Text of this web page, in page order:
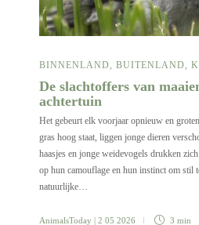
BINNENLAND BUITENLAND
De slachtoffers van
achtertuin
Het gebeurt elk voorjaar opnieuw en
gras hoog staat, liggen jonge dieren
haasjes en jonge weidevogels drukken
op hun camouflage en hun instinct om stil
natuurlijke…
AnimalsToday | 2 05 2026 3 min